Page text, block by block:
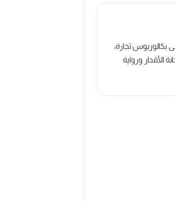
القاهرة نوفمبر١٩٩٩، حاصلة على بكالوريوس تجارة،
الأقدار ورواية